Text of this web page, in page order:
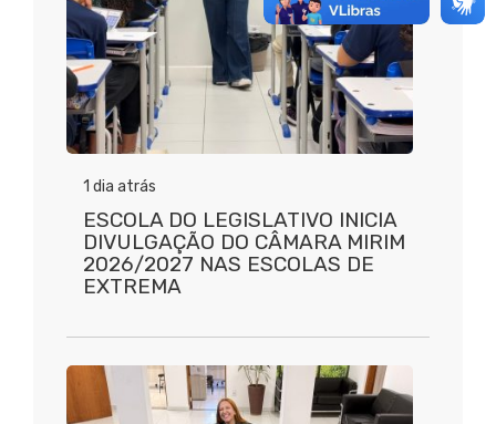
1 dia atrás
ESCOLA DO LEGISLATIVO INICIA
DIVULGAÇÃO DO CÂMARA MIRIM
2026/2027 NAS ESCOLAS DE
EXTREMA